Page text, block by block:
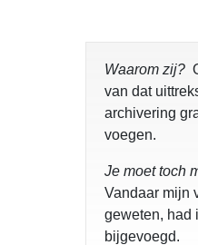
Waarom zij?
van dat
archivering
voegen.
Je moet toch
Vandaar mijn
geweten, had
bijgevoegd.